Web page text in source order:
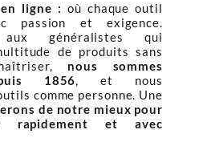
ligne : où chaque outil
passion et exigence.
aux généralistes qui
de produits sans
nous sommes
1856, et nous
comme personne. Une
de notre mieux pour
rapidement et avec